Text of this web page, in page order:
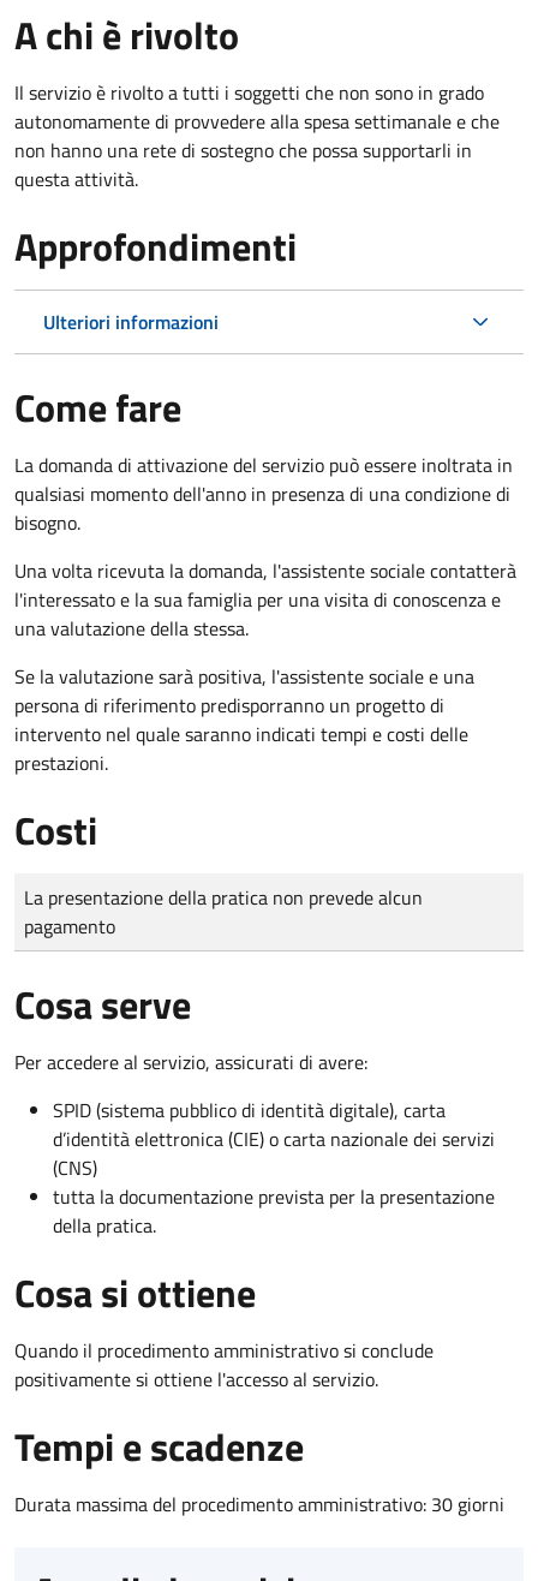
A chi è rivolto
Il servizio è rivolto a tutti i soggetti che non sono in grado
autonomamente di provvedere alla spesa settimanale e che
non hanno una rete di sostegno che possa supportarli in
questa attività.
Approfondimenti
Ulteriori informazioni
Come fare
La domanda di attivazione del servizio può essere inoltrata in
qualsiasi momento dell'anno in presenza di una condizione di
bisogno.
Una volta ricevuta la domanda, l'assistente sociale contatterà
l'interessato e la sua famiglia per una visita di conoscenza e
una valutazione della stessa.
Se la valutazione sarà positiva, l'assistente sociale e una
persona di riferimento predisporranno un progetto di
intervento nel quale saranno indicati tempi e costi delle
prestazioni.
Costi
Tipo di pagamento
Importo
La presentazione della pratica non prevede alcun
pagamento
Cosa serve
Per accedere al servizio, assicurati di avere:
SPID (sistema pubblico di identità digitale), carta
d’identità elettronica (CIE) o carta nazionale dei servizi
(CNS)
tutta la documentazione prevista per la presentazione
della pratica.
Cosa si ottiene
Quando il procedimento amministrativo si conclude
positivamente si ottiene l'accesso al servizio.
Tempi e scadenze
Durata massima del procedimento amministrativo: 30 giorni